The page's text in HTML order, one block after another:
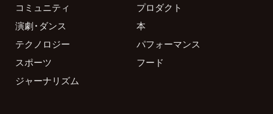
コミュニティ
プロダクト
演劇・ダンス
本
テクノロジー
パフォーマンス
スポーツ
フード
ジャーナリズム